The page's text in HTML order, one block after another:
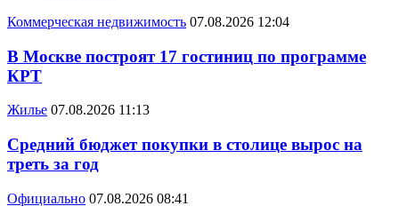
Коммерческая недвижимость 07.08.2026 12:04
В Москве построят 17 гостиниц по программе
КРТ
Жилье 07.08.2026 11:13
Средний бюджет покупки в столице вырос на
треть за год
Официально 07.08.2026 08:41